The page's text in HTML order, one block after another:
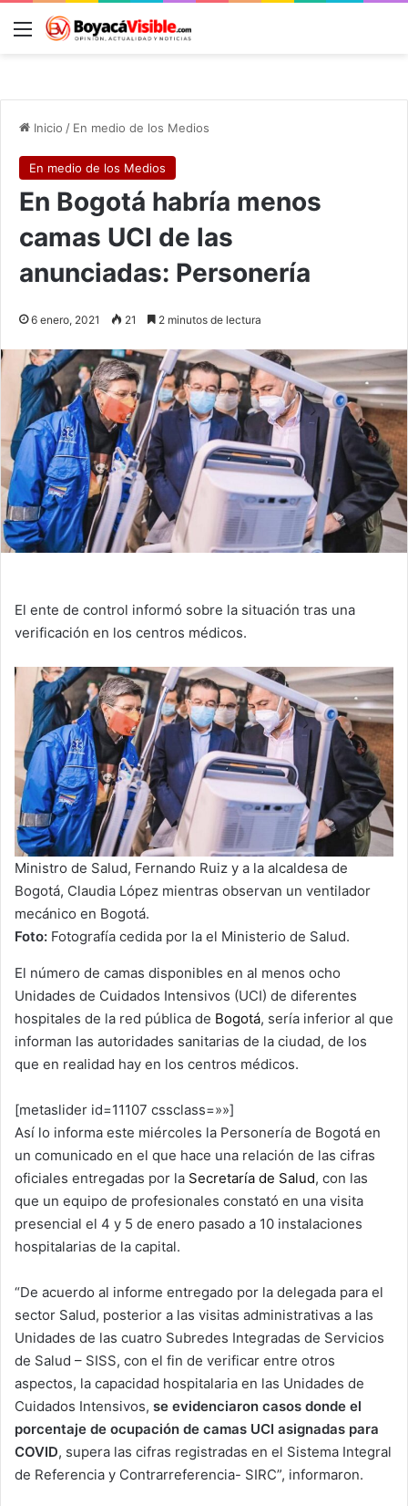
Menú
Inicio / En medio de los Medios
En medio de los Medios
En Bogotá habría menos
camas UCI de las
anunciadas: Personería
6 enero, 2021 21 2 minutos de lectura
El ente de control informó sobre la situación tras una
verificación en los centros médicos.
Ministro de Salud, Fernando Ruiz y a la alcaldesa de
Bogotá, Claudia López mientras observan un ventilador
mecánico en Bogotá.
Foto: Fotografía cedida por la el Ministerio de Salud.
El número de camas disponibles en al menos ocho
Unidades de Cuidados Intensivos (UCI) de diferentes
hospitales de la red pública de Bogotá, sería inferior al que
informan las autoridades sanitarias de la ciudad, de los
que en realidad hay en los centros médicos.
[metaslider id=11107 cssclass=»»]
Así lo informa este miércoles la Personería de Bogotá en
un comunicado en el que hace una relación de las cifras
oficiales entregadas por la Secretaría de Salud, con las
que un equipo de profesionales constató en una visita
presencial el 4 y 5 de enero pasado a 10 instalaciones
hospitalarias de la capital.
“De acuerdo al informe entregado por la delegada para el
sector Salud, posterior a las visitas administrativas a las
Unidades de las cuatro Subredes Integradas de Servicios
de Salud – SISS, con el fin de verificar entre otros
aspectos, la capacidad hospitalaria en las Unidades de
Cuidados Intensivos, se evidenciaron casos donde el
porcentaje de ocupación de camas UCI asignadas para
COVID, supera las cifras registradas en el Sistema Integral
de Referencia y Contrarreferencia- SIRC”, informaron.